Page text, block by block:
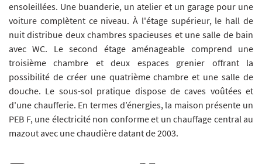
ensoleillées. Une buanderie, un atelier et un garage pour une
voiture complètent ce niveau. À l'étage supérieur, le hall de
nuit distribue deux chambres spacieuses et une salle de bain
avec WC. Le second étage aménageable comprend une
troisième chambre et deux espaces grenier offrant la
possibilité de créer une quatrième chambre et une salle de
douche. Le sous-sol pratique dispose de caves voûtées et
d'une chaufferie. En termes d’énergies, la maison présente un
PEB F, une électricité non conforme et un chauffage central au
mazout avec une chaudière datant de 2003.